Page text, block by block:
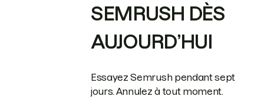
SEMRUSH DÈS
AUJOURD’HUI
Essayez Semrush pendant sept
jours. Annulez à tout moment.